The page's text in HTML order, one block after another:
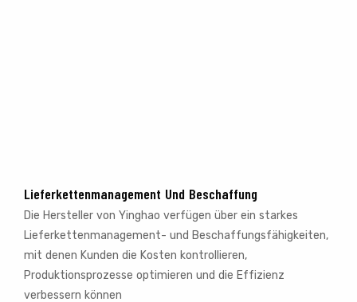
Lieferkettenmanagement Und Beschaffung
Die Hersteller von Yinghao verfügen über ein starkes
Lieferkettenmanagement- und Beschaffungsfähigkeiten,
mit denen Kunden die Kosten kontrollieren,
Produktionsprozesse optimieren und die Effizienz
verbessern können